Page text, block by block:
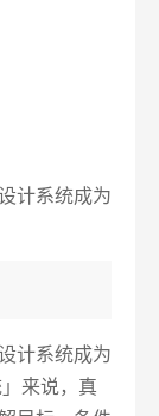
计系统成为
计系统成为
来说，真